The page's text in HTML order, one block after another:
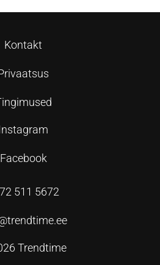
Kontakt
Facebook
511 5672
Trendtime